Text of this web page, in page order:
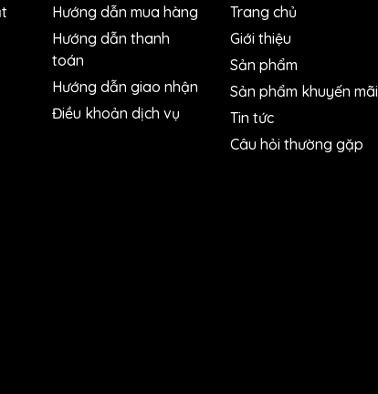
Bản),giấy nhám Awuko(Đức),giấy nhám NCA-
Hà Nội,...
bởi IST dưới đây:
Hướng dẫn mua hàng
Hướng dẫn thanh
toán
Hướng dẫn giao nhận
Điều khoản dịch vụ
Trang chủ
Giới thiệu
Sản phẩm
Sản phẩm khuyến mãi
Tin tức
Câu hỏi thường gặp